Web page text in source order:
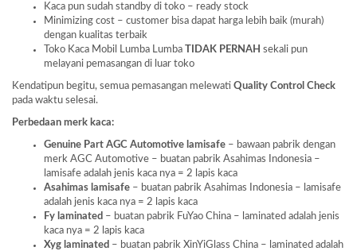
Kaca pun sudah standby di toko – ready stock
Minimizing cost – customer bisa dapat harga lebih baik (murah)
dengan kualitas terbaik
Toko Kaca Mobil Lumba Lumba TIDAK PERNAH sekali pun
melayani pemasangan di luar toko
Kendatipun begitu, semua pemasangan melewati Quality Control Check
pada waktu selesai.
Perbedaan merk kaca:
Genuine Part AGC Automotive lamisafe – bawaan pabrik dengan
merk AGC Automotive – buatan pabrik Asahimas Indonesia –
lamisafe adalah jenis kaca nya = 2 lapis kaca
Asahimas lamisafe – buatan pabrik Asahimas Indonesia – lamisafe
adalah jenis kaca nya = 2 lapis kaca
Fy laminated – buatan pabrik FuYao China – laminated adalah jenis
kaca nya = 2 lapis kaca
Xyg laminated – buatan pabrik XinYiGlass China – laminated adalah